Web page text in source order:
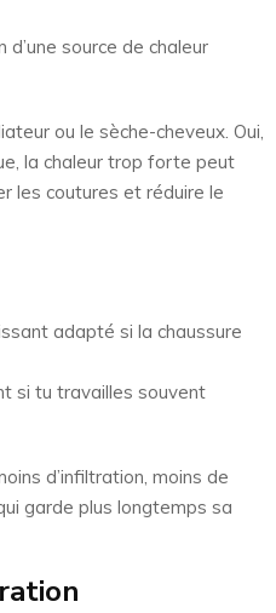
d’une source de chaleur
ou le sèche-cheveux. Oui,
la chaleur trop forte peut
les coutures et réduire le
adapté si la chaussure
si tu travailles souvent
d’infiltration, moins de
garde plus longtemps sa